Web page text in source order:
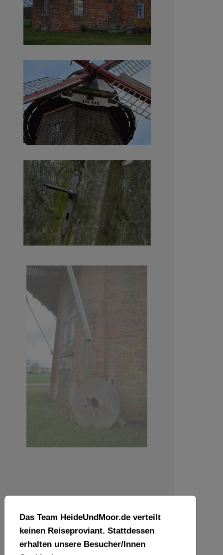
Das Team HeideUndMoor.de verteilt
keinen Reiseproviant. Stattdessen
erhalten unsere Besucher/Innen